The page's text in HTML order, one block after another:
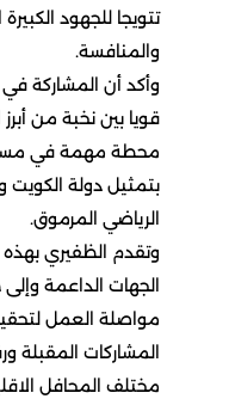
تتويجا للجهود
والمنافسة.
وأكد أن المشاركة
قويا بين نخبة من
محطة مهمة في
بتمثيل دولة الكويت
الرياضي المرموق.
وتقدم الظفيري بهذه
الجهات الداعمة
مواصلة العمل
المشاركات المقبلة
مختلف المحافل